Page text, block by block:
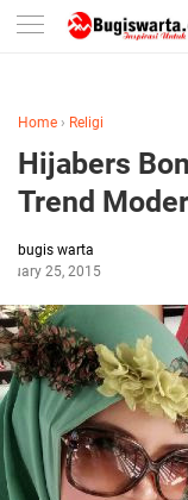
-->
Home › Religi
Hijabers
Trend
bugis warta
25, 2015